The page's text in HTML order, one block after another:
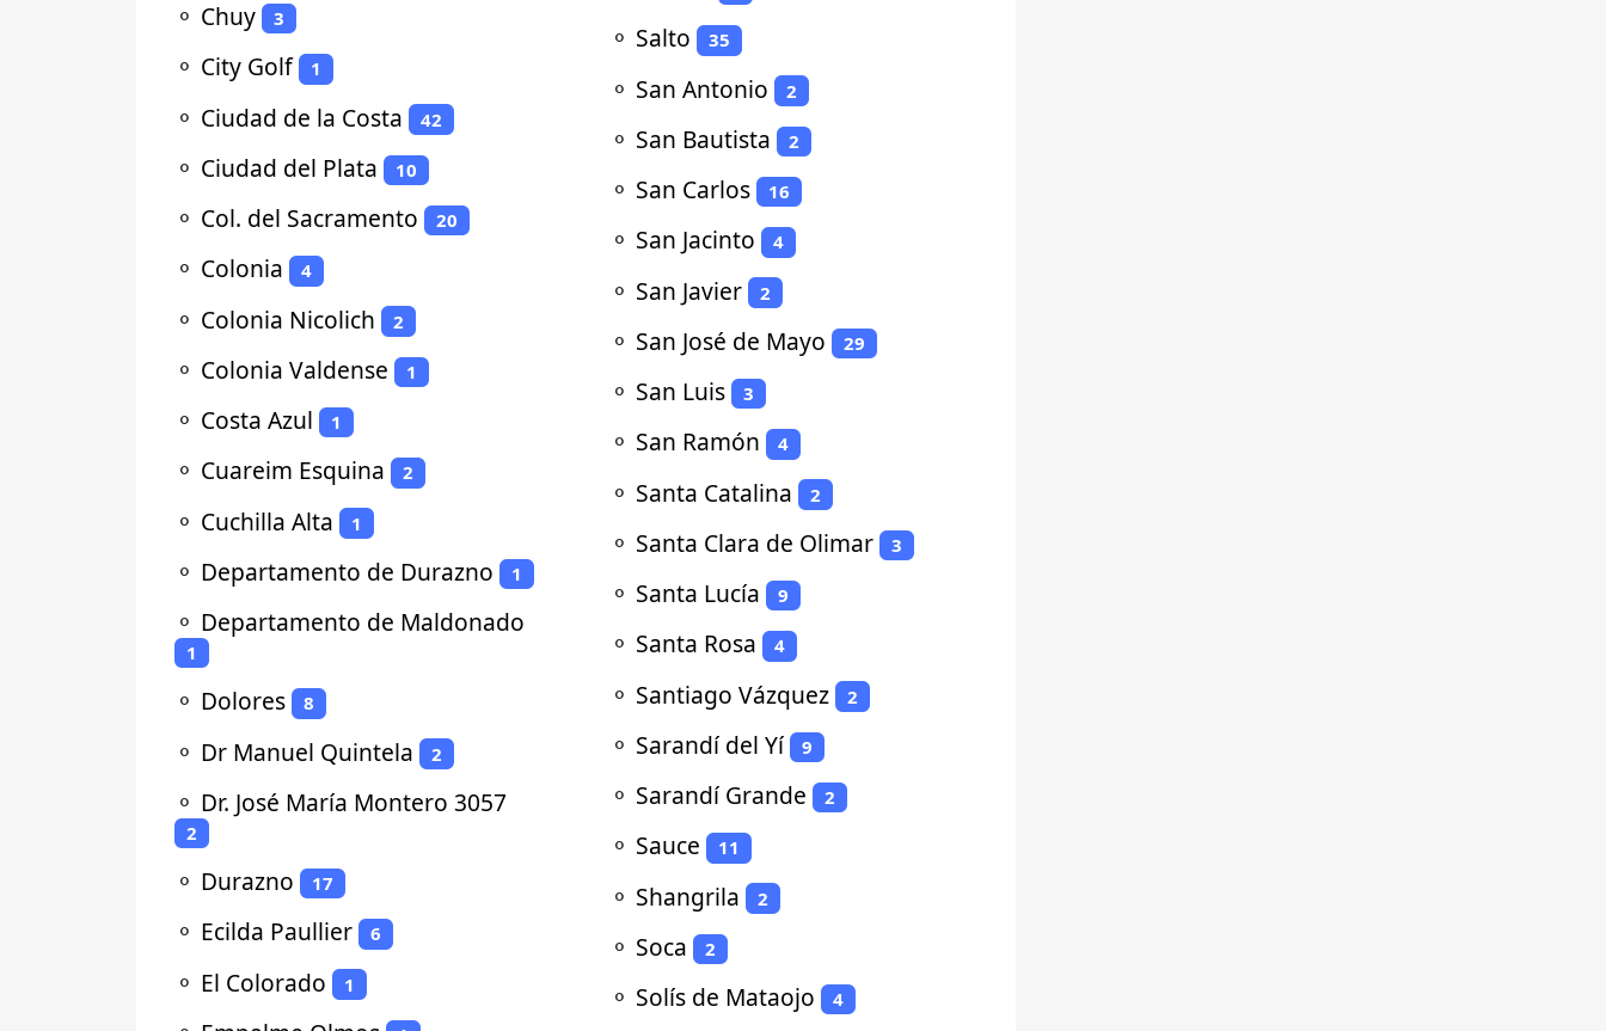
⚬ Chuy 3
⚬ City Golf 1
⚬ Ciudad de la Costa 42
⚬ Ciudad del Plata 10
⚬ Col. del Sacramento 20
⚬ Colonia 4
⚬ Colonia Nicolich 2
⚬ Colonia Valdense 1
⚬ Costa Azul 1
⚬ Cuareim Esquina 2
⚬ Cuchilla Alta 1
⚬ Departamento de Durazno 1
⚬ Departamento de Maldonado
1
⚬ Dolores 8
⚬ Dr Manuel Quintela 2
⚬ Dr. José María Montero 3057
2
⚬ Durazno 17
⚬ Ecilda Paullier 6
⚬ El Colorado 1
⚬ Salto 35
⚬ San Antonio 2
⚬ San Bautista 2
⚬ San Carlos 16
⚬ San Jacinto 4
⚬ San Javier 2
⚬ San José de Mayo 29
⚬ San Luis 3
⚬ San Ramón 4
⚬ Santa Catalina 2
⚬ Santa Clara de Olimar 3
⚬ Santa Lucía 9
⚬ Santa Rosa 4
⚬ Santiago Vázquez 2
⚬ Sarandí del Yí 9
⚬ Sarandí Grande 2
⚬ Sauce 11
⚬ Shangrila 2
⚬ Soca 2
⚬ Solís de Mataojo 4